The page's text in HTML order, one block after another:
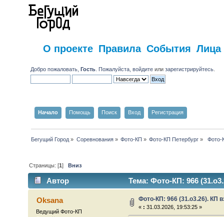
О проекте Правила События Лица
Добро пожаловать,Гость . Пожалуйста,войдите илизарегистрируйтесь
Начало Помощь Поиск Вход Регистрация
Бегущий Город » Соревнования» Фото-КП » Фото-КП Петербург » Фото-
Страницы: [1]Вниз
Автор Тема: Фото-КП: 966
Oksana
Ведущий Фото-КП
Фото-КП: 966 (31.о3.26). КП
« : 31.03.2026, 19:53:25 »